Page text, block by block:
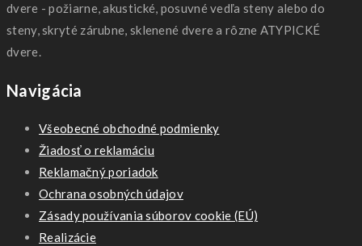
dvere - požiarne, akustické, posuvné vedľa steny alebo do
steny, skryté zárubne, sklenené dvere a rôzne ATYPICKÉ
dvere.
Navigácia
Všeobecné obchodné podmienky
Žiadosť o reklamáciu
Reklamačný poriadok
Ochrana osobných údajov
Zásady používania súborov cookie (EÚ)
Realizácie